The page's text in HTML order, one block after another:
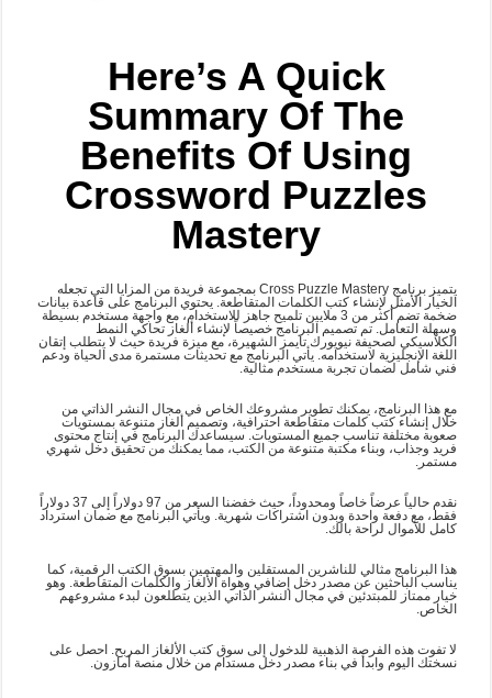
Here’s A Quick
Summary Of The
Benefits Of Using
Crossword Puzzles
Mastery
يتميز برنامج Cross Puzzle Mastery بمجموعة فريدة من المزايا التي تجعله
الخيار الأمثل لإنشاء كتب الكلمات المتقاطعة. يحتوي البرنامج على قاعدة بيانات
ضخمة تضم أكثر من 3 ملايين تلميح جاهز للاستخدام، مع واجهة مستخدم بسيطة
وسهلة التعامل. تم تصميم البرنامج خصيصاً لإنشاء ألغاز تحاكي النمط
الكلاسيكي لصحيفة نيويورك تايمز الشهيرة، مع ميزة فريدة حيث لا يتطلب إتقان
اللغة الإنجليزية لاستخدامه. يأتي البرنامج مع تحديثات مستمرة مدى الحياة ودعم
فني شامل لضمان تجربة مستخدم مثالية.
مع هذا البرنامج، يمكنك تطوير مشروعك الخاص في مجال النشر الذاتي من
خلال إنشاء كتب كلمات متقاطعة احترافية، وتصميم ألغاز متنوعة بمستويات
صعوبة مختلفة تناسب جميع المستويات. سيساعدك البرنامج في إنتاج محتوى
فريد وجذاب، وبناء مكتبة متنوعة من الكتب، مما يمكنك من تحقيق دخل شهري
مستمر.
نقدم حالياً عرضاً خاصاً ومحدوداً، حيث خفضنا السعر من 97 دولاراً إلى 37 دولاراً
فقط، مع دفعة واحدة وبدون اشتراكات شهرية. ويأتي البرنامج مع ضمان استرداد
كامل للأموال لراحة بالك.
هذا البرنامج مثالي للناشرين المستقلين والمهتمين بسوق الكتب الرقمية، كما
يناسب الباحثين عن مصدر دخل إضافي وهواة الألغاز والكلمات المتقاطعة. وهو
خيار ممتاز للمبتدئين في مجال النشر الذاتي الذين يتطلعون لبدء مشروعهم
الخاص.
لا تفوت هذه الفرصة الذهبية للدخول إلى سوق كتب الألغاز المربح. احصل على
نسختك اليوم وابدأ في بناء مصدر دخل مستدام من خلال منصة أمازون.